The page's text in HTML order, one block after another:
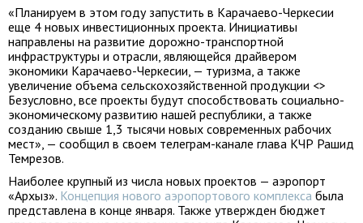
«Планируем в этом году запустить в Карачаево-Черкесии
еще 4 новых инвестиционных проекта. Инициативы
направлены на развитие дорожно-транспортной
инфраструктуры и отрасли, являющейся драйвером
экономики Карачаево-Черкесии, — туризма, а также
увеличение объема сельскохозяйственной продукции <>
Безусловно, все проекты будут способствовать социально-
экономическому развитию нашей республики, а также
созданию свыше 1,3 тысячи новых современных рабочих
мест», — сообщил в своем телеграм-канале глава КЧР Рашид
Темрезов.
Наиболее крупный из числа новых проектов — аэропорт
«Архыз». Концепция нового аэропортового комплекса была
представлена в конце января. Также утвержден бюджет